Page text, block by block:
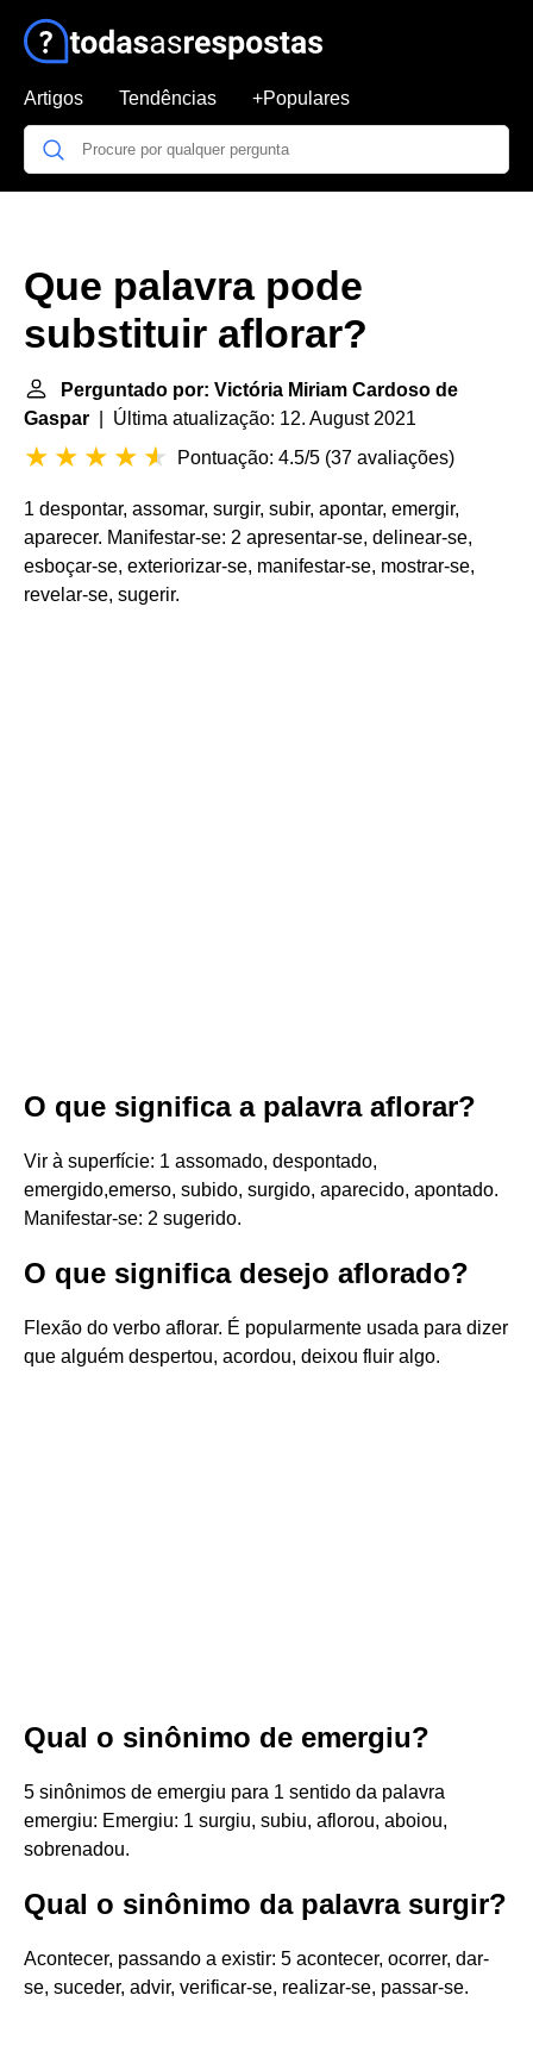
Artigos Tendências +Populares
Que palavra pode
substituir aflorar?
Perguntado por: Victória Miriam Cardoso de
Gaspar | Última atualização: 12. August 2021
Pontuação: 4.5/5 (37 avaliações)
1 despontar, assomar, surgir, subir, apontar, emergir,
aparecer. Manifestar-se: 2 apresentar-se, delinear-se,
esboçar-se, exteriorizar-se, manifestar-se, mostrar-se,
revelar-se, sugerir.
O que significa a palavra aflorar?
Vir à superfície: 1 assomado, despontado,
emergido,emerso, subido, surgido, aparecido, apontado.
Manifestar-se: 2 sugerido.
O que significa desejo aflorado?
Flexão do verbo aflorar. É popularmente usada para dizer
que alguém despertou, acordou, deixou fluir algo.
Qual o sinônimo de emergiu?
5 sinônimos de emergiu para 1 sentido da palavra
emergiu: Emergiu: 1 surgiu, subiu, aflorou, aboiou,
sobrenadou.
Qual o sinônimo da palavra surgir?
Acontecer, passando a existir: 5 acontecer, ocorrer, dar-
se, suceder, advir, verificar-se, realizar-se, passar-se.